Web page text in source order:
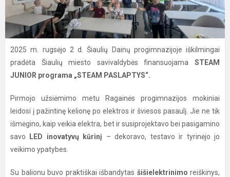
2025 m. rugsėjo 2 d. Šiaulių Dainų progimnazijoje iškilmingai
pradėta Šiaulių miesto savivaldybės finansuojama STEAM
JUNIOR programa „STEAM PASLAPTYS“.
Pirmojo užsiėmimo metu Ragainės progimnazijos mokiniai
leidosi į pažintinę kelionę po elektros ir šviesos pasaulį. Jie ne tik
išmėgino, kaip veikia elektra, bet ir susiprojektavo bei pasigamino
savo
LED inovatyvų kūrinį – dekoravo, testavo ir tyrinėjo jo
veikimo ypatybes.
Su balionu buvo praktiškai išbandytas šišielektrinimo reiškinys,